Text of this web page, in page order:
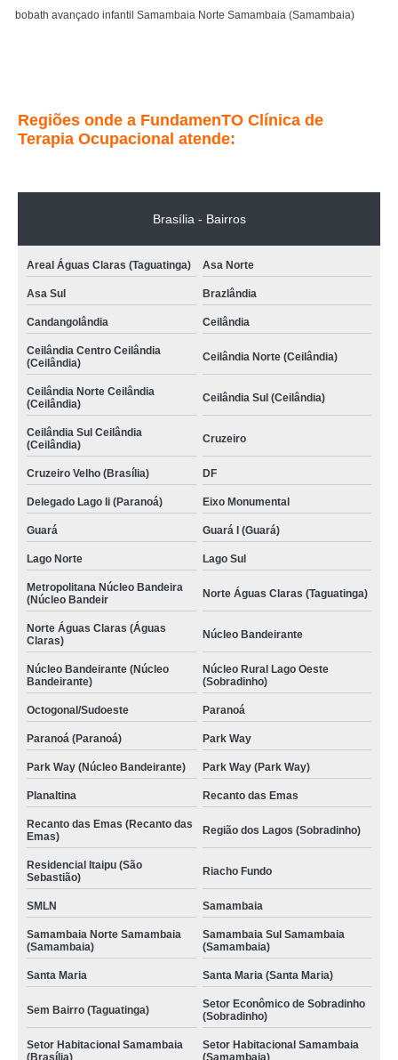
bobath avançado infantil Samambaia Norte Samambaia (Samambaia)
Regiões onde a FundamenTO Clínica de
Terapia Ocupacional atende:
Brasília - Bairros
Areal Águas Claras (Taguatinga) Asa Norte
Asa Sul Brazlândia
Candangolândia Ceilândia
Ceilândia Centro Ceilândia
(Ceilândia)
Ceilândia Norte (Ceilândia)
Ceilândia Norte Ceilândia
(Ceilândia)
Ceilândia Sul (Ceilândia)
Ceilândia Sul Ceilândia
(Ceilândia)
Cruzeiro
Cruzeiro Velho (Brasília) DF
Delegado Lago Ii (Paranoá) Eixo Monumental
Guará Guará I (Guará)
Lago Norte Lago Sul
Metropolitana Núcleo Bandeira
(Núcleo Bandeir
Norte Águas Claras (Taguatinga)
Norte Águas Claras (Águas
Claras)
Núcleo Bandeirante
Núcleo Bandeirante (Núcleo
Bandeirante)
Núcleo Rural Lago Oeste
(Sobradinho)
Octogonal/Sudoeste Paranoá
Paranoá (Paranoá) Park Way
Park Way (Núcleo Bandeirante) Park Way (Park Way)
Planaltina Recanto das Emas
Recanto das Emas (Recanto das
Emas)
Região dos Lagos (Sobradinho)
Residencial Itaipu (São
Sebastião)
Riacho Fundo
SMLN Samambaia
Samambaia Norte Samambaia
(Samambaia)
Samambaia Sul Samambaia
(Samambaia)
Santa Maria Santa Maria (Santa Maria)
Sem Bairro (Taguatinga)
Setor Econômico de Sobradinho
(Sobradinho)
Setor Habitacional Samambaia
(Brasília)
Setor Habitacional Samambaia
(Samambaia)